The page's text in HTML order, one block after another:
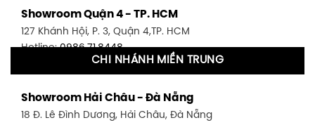
Showroom Quận 4 - TP. HCM
127 Khánh Hội, P. 3, Quận 4,TP. HCM
Hotline:0986.71.8448
1411 Đường 3/2, P. 16, Quận 11, TP. HCM
Hotline:0906.256.759
CHI NHÁNH MIỀN TRUNG
Showroom Hải Châu - Đà Nẵng
18 Đ. Lê Đình Dương, Hải Châu, Đà Nẵng